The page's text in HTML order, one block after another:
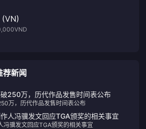
荐新闻
破250万，历代作品发售时间表公布
万，历代作品发售时间表公布
人冯骥发文回应TGA颁奖的相关事宜
冯骥发文回应TGA颁奖的相关事宜